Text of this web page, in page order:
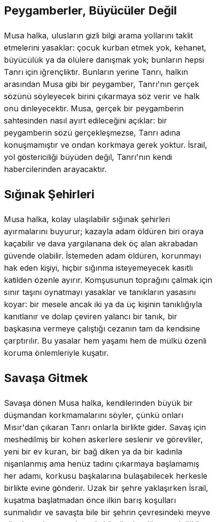
Peygamberler, Büyücüler Değil
Musa halka, ulusların gizli bilgi arama yollarını taklit
etmelerini yasaklar: çocuk kurban etmek yok, kehanet,
büyücülük ya da ölülere danışmak yok; bunların hepsi
Tanrı için iğrençliktir. Bunların yerine Tanrı, halkın
arasından Musa gibi bir peygamber, Tanrı'nın gerçek
sözünü söyleyecek birini çıkarmaya söz verir ve halk
onu dinleyecektir. Musa, gerçek bir peygamberin
sahtesinden nasıl ayırt edileceğini açıklar: bir
peygamberin sözü gerçekleşmezse, Tanrı adına
konuşmamıştır ve ondan korkmaya gerek yoktur. İsrail,
yol göstericiliği büyüden değil, Tanrı'nın kendi
habercilerinden arayacaktır.
Sığınak Şehirleri
Musa halka, kolay ulaşılabilir sığınak şehirleri
ayırmalarını buyurur; kazayla adam öldüren biri oraya
kaçabilir ve dava yargılanana dek öç alan akrabadan
güvende olabilir. İstemeden adam öldüren, korunmayı
hak eden kişiyi, hiçbir sığınma isteyemeyecek kasıtlı
katilden özenle ayırır. Komşusunun toprağını çalmak için
sınır taşını oynatmayı yasaklar ve tanıkların yasasını
koyar: bir mesele ancak iki ya da üç kişinin tanıklığıyla
kanıtlanır ve dolap çeviren yalancı bir tanık, bir
başkasına vermeye çalıştığı cezanın tam da kendisine
çarptırılır. Bu yasalar hem yaşamı hem de mülkü özenli
koruma önlemleriyle kuşatır.
Savaşa Gitmek
Savaşa dönen Musa halka, kendilerinden büyük bir
düşmandan korkmamalarını söyler, çünkü onları
Mısır'dan çıkaran Tanrı onlarla birlikte gider. Savaş için
meshedilmiş bir kohen askerlere seslenir ve görevliler,
yeni bir ev kuran, bir bağ diken ya da bir kadınla
nişanlanmış ama henüz tadını çıkarmaya başlamamış
her adamı, korkusu başkalarına bulaşabilecek herkesle
birlikte evine gönderir. Uzak bir şehre yaklaşırken İsrail,
kuşatma başlatmadan önce ilkin barış koşulları
sunmalıdır ve savaşta bile bir şehrin çevresindeki meyve